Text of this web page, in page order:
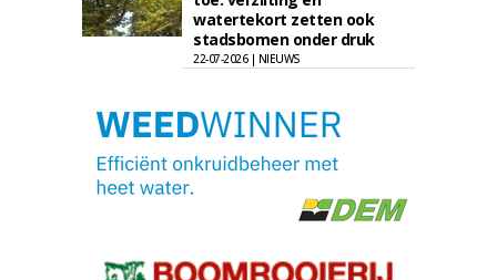
watertekort zetten ook
stadsbomen onder druk
22-07-2026 | NIEUWS